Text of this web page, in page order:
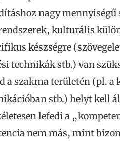
nagy
kulturális
készségre
technikák stb.) van
szakma területén (pl. a
stb.) helyt kell
lefedi a
nem más, mint